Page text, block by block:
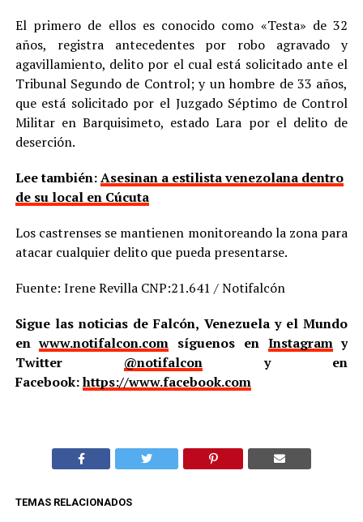
El primero de ellos es conocido como «Testa» de 32
años, registra antecedentes por robo agravado y
agavillamiento, delito por el cual está solicitado ante el
Tribunal Segundo de Control; y un hombre de 33 años,
que está solicitado por el Juzgado Séptimo de Control
Militar en Barquisimeto, estado Lara por el delito de
deserción.
Lee también:Asesinan a estilista venezolana dentro
de su local en Cúcuta
Los castrenses se mantienen monitoreando la zona para
atacar cualquier delito que pueda presentarse.
Fuente: Irene Revilla CNP:21.641 / Notifalcón
Sigue las noticias de Falcón, Venezuela y el Mundo
enwww.notifalcon.com síguenos en Instagramy
Twitter @notifalcony en
Facebook:https://www.facebook.com
TEMAS RELACIONADOS